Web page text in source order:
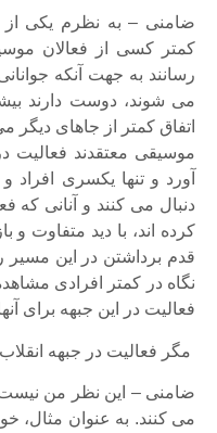
ضامنی – به نظرم یکی
کمتر کسی از فعالان
رسانند به جهت آنکه
می شوند، دوست دارند
اتفاق کمتر از جاهای دیگر
موسیقی معتقدند فعالیت
آورد و تنها یکسری افراد
دنبال می کنند و آنانی که
کرده اند، با دید متفاوت و
قدم برداشتن در این مسیر
نگاه در کمتر افرادی
فعالیت در این جبهه برای
مگر فعالیت در جبهه
ضامنی – این نظر من
می کنند. به عنوان مثال،